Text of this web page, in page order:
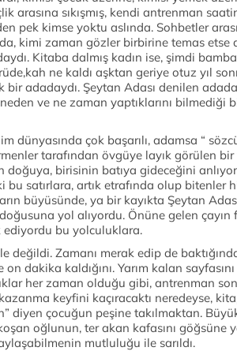
arasına sıkışmış, kendi antrenman
pek kimse yoktu aslında. Sohbetler
kimi zaman gözler birbirine temas etse
Kitaba dalmış kadın ise, şimdi
ne kaldı aşktan geriye otuz yıl
bir adadaydı. Şeytan Adası denilen
neden ve ne zaman yaptıklarını bilmediği
dünyasında çok başarılı, adamsa “
tarafından övgüye layık görülen bir
birisinin batıya gideceğini
bu satırlara, artık etrafında olup bitenler
büyüsünde, ya bir kayıkta Şeytan
yol alıyordu. Önüne gelen çayın
ediyordu bu yolculuklara.
değildi. Zamanı merak edip de
dakika kaldığını. Yarım kalan
her zaman olduğu gibi, antrenman
keyfini kaçıracaktı neredeyse,
diyen çocuğun peşine takılmaktan.
oğlunun, ter akan kafasını göğsüne
mutluluğu ile sarıldı.